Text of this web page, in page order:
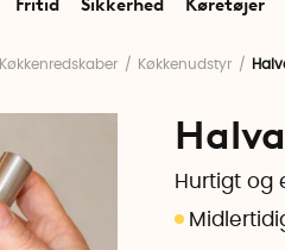
Fritid Sikkerhed Køretøjer
Køkkenredskaber Køkkenudstyr
Hurtigt og